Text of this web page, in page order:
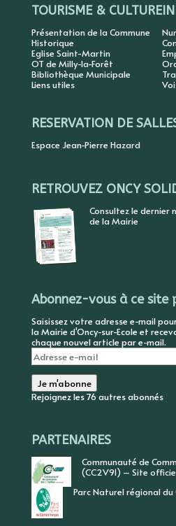
TOURISME & CULTURE
Présentation de la Commune
Historique
Eglise Saint-Martin
OT de Milly-la-Forêt
Bibliothèque Municipale
Liens utiles
RESERVATION DE
Espace Jean-Pierre Hazard
RETROUVEZ ONCY
Consultez le dernier
de la Mairie
Abonnez-vous à ce site
Saisissez votre adresse e-mail
la Mairie d'Oncy-sur-Ecole et
chaque nouvel article par e-mail.
Adresse
e-
mail
Je m'abonne
Rejoignez les 76 autres abonnés
PARTENAIRES
Communauté de
(CC2V91) – Site
Parc Naturel régional